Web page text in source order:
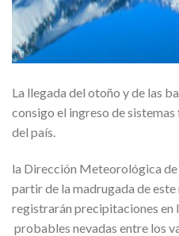
La llegada del otoño y de las
consigo el ingreso de
del país.
la Dirección Meteorológica
partir de la madrugada de este
registrarán precipitaciones en
probables nevadas entre los